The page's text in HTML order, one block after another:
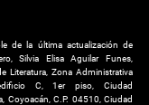
de la última actualización de
Silvia Elisa Aguilar Funes,
Literatura, Zona Administrativa
C, 1er piso, Ciudad
Coyoacán, C.P. 04510, Ciudad